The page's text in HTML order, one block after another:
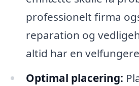
professionelt firma
reparation og
altid har en
Optimal placering: